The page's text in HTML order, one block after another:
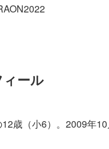
ール
歳（小6）。2009年10